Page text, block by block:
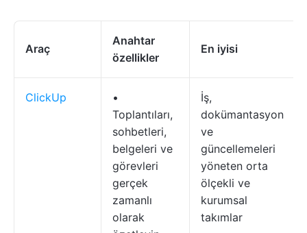
Araç
Anahtar
özellikler
En iyisi
ClickUp
•
Toplantıları,
sohbetleri,
belgeleri ve
görevleri
gerçek
zamanlı
olarak
İş,
dokümantasyon
ve
güncellemeleri
yöneten orta
ölçekli ve
kurumsal
takımlar